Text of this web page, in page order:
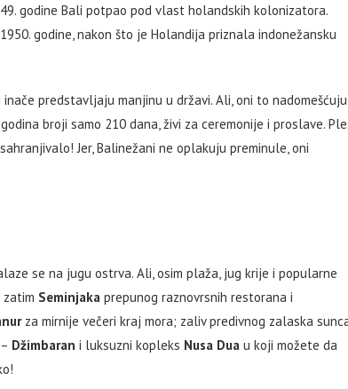
godine Bali potpao pod vlast holandskih kolonizatora.
godine, nakon što je Holandija priznala indonežansku
predstavljaju manjinu u državi. Ali, oni to nadomešćuju
broji samo 210 dana, živi za ceremonije i proslave.
Jer, Balinežani ne oplakuju preminule, oni
se na jugu ostrva. Ali, osim plaža, jug krije i popularne
Seminjaka prepunog raznovrsnih restorana i
za mirnije večeri kraj mora; zaliv predivnog zalaska
Džimbaran i luksuzni kopleks Nusa Dua u koji možete da